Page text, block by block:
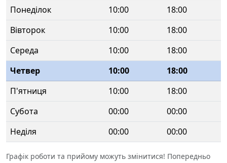
Понеділок 10:00
18:00
Вівторок
10:00
18:00
Середа
10:00
18:00
Четвер
10:00
18:00
П'ятниця
10:00
18:00
Субота
00:00
00:00
Неділя
00:00 00:00
Графік роботи та прийому можуть змінитися! Попередньо